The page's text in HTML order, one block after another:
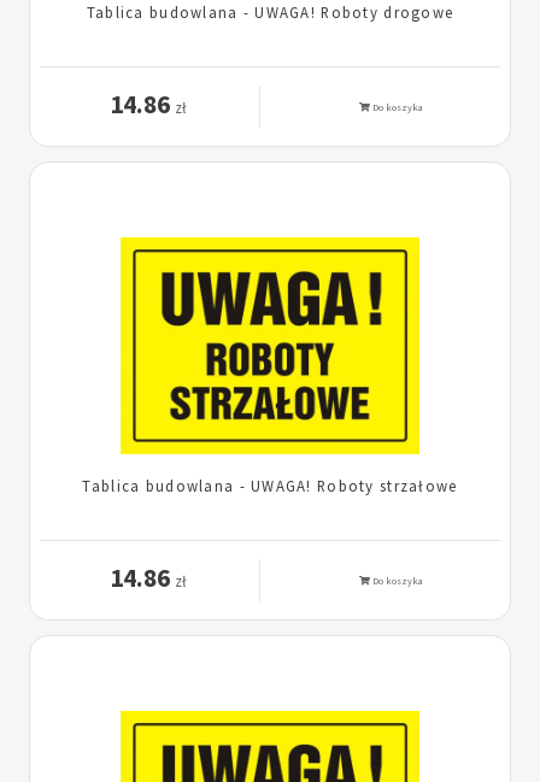
Tablica budowlana - UWAGA! Roboty drogowe
14.86 zł Do koszyka
Tablica budowlana - UWAGA! Roboty strzałowe
14.86 zł Do koszyka